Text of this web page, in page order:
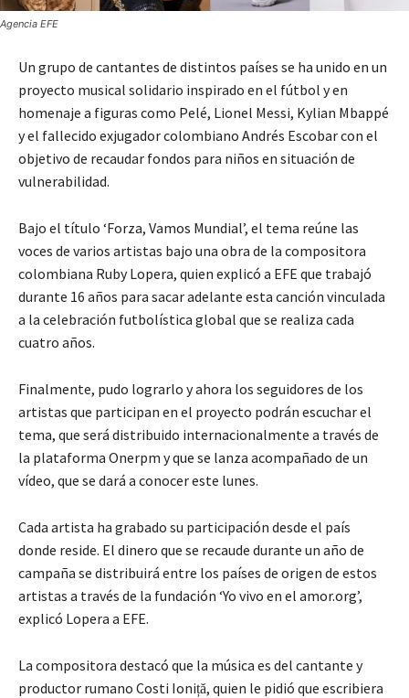
Agencia EFE
Un grupo de cantantes de distintos países se ha unido en un
proyecto musical solidario inspirado en el fútbol y en
homenaje a figuras como Pelé, Lionel Messi, Kylian Mbappé
y el fallecido exjugador colombiano Andrés Escobar con el
objetivo de recaudar fondos para niños en situación de
vulnerabilidad.
Bajo el título ‘Forza, Vamos Mundial’, el tema reúne las
voces de varios artistas bajo una obra de la compositora
colombiana Ruby Lopera, quien explicó a EFE que trabajó
durante 16 años para sacar adelante esta canción vinculada
a la celebración futbolística global que se realiza cada
cuatro años.
Finalmente, pudo lograrlo y ahora los seguidores de los
artistas que participan en el proyecto podrán escuchar el
tema, que será distribuido internacionalmente a través de
la plataforma Onerpm y que se lanza acompañado de un
vídeo, que se dará a conocer este lunes.
Cada artista ha grabado su participación desde el país
donde reside. El dinero que se recaude durante un año de
campaña se distribuirá entre los países de origen de estos
artistas a través de la fundación ‘Yo vivo en el amor.org’,
explicó Lopera a EFE.
La compositora destacó que la música es del cantante y
productor rumano Costi Ioniță, quien le pidió que escribiera